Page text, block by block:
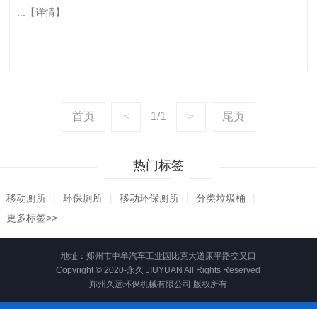
【详情】
首页 < 1/1 > 尾页
热门标签
移动厕所 环保厕所 移动环保厕所 分类垃圾桶
更多标签>>
地址：郑州市中牟汽车工业园比克大道康平路交叉口
Copyright © 2020-永久 JIUYUAN All Rights Reserved
郑州久远环保机械有限公司 版权所有